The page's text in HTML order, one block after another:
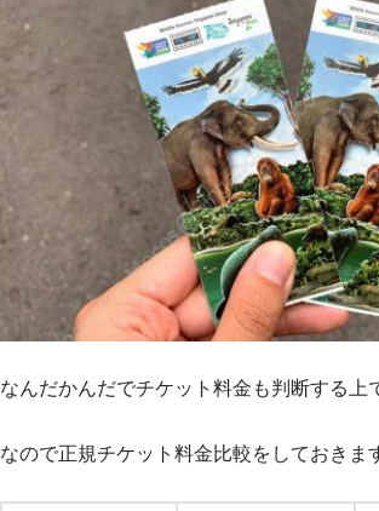
なんだかんだでチケット料金も判断する上
なので正規チケット料金比較をしておきま